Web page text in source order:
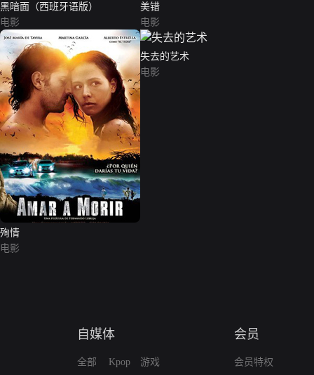
黑暗面（西班牙语版）
电影
美错
电影
殉情
电影
失去的艺术
电影
自媒体
全部
Kpop
游戏
会员
会员特权